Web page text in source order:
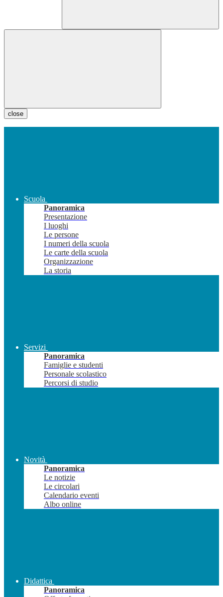
close
Scuola
Panoramica
Presentazione
I luoghi
Le persone
I numeri della scuola
Le carte della scuola
Organizzazione
La storia
Servizi
Panoramica
Famiglie e studenti
Personale scolastico
Percorsi di studio
Novità
Panoramica
Le notizie
Le circolari
Calendario eventi
Albo online
Didattica
Panoramica